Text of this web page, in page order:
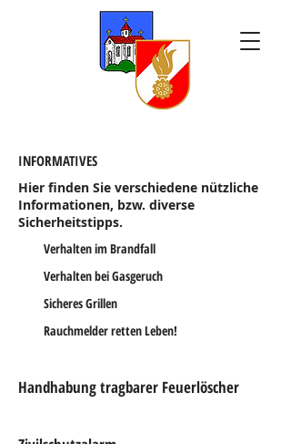
INFORMATIVES
Hier finden Sie verschiedene nützliche
Informationen, bzw. diverse
Sicherheitstipps.
Verhalten im Brandfall
Verhalten bei Gasgeruch
Sicheres Grillen
Rauchmelder retten Leben!
Handhabung tragbarer Feuerlöscher